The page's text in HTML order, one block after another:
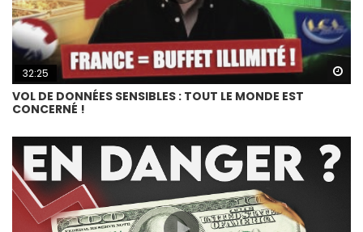
32:25
VOL DE DONNÉES SENSIBLES : TOUT LE MONDE EST
CONCERNÉ !